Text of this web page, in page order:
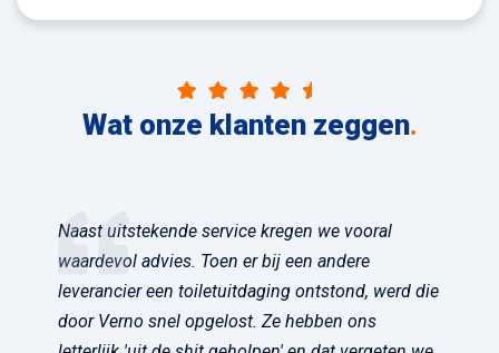
Wat onze klanten zeggen.
Naast uitstekende service kregen we vooral
waardevol advies. Toen er bij een andere
leverancier een toiletuitdaging ontstond, werd die
door Verno snel opgelost. Ze hebben ons